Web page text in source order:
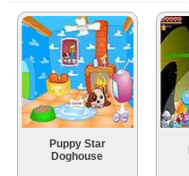
Puppy Star
Doghouse